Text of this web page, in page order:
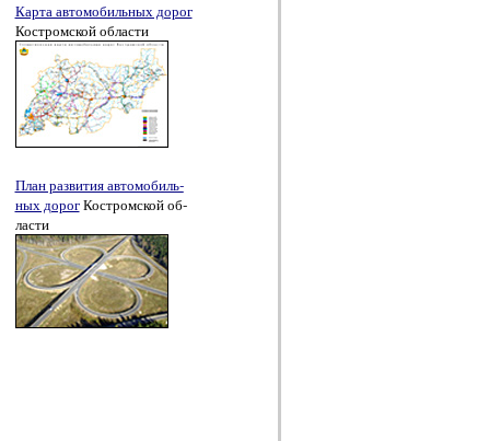
Карта авто­мо­биль­ных до­рог
Кост­ром­ской об­лас­ти
План раз­ви­тия авто­мо­биль­
ных до­рогКост­ром­ской об­
лас­ти